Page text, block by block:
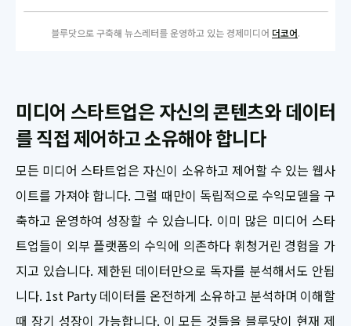
블루닷으로 구축해 뉴스레터를 운영하고 있는 경제미디어 더코어.
미디어 스타트업은 자신의 콘텐츠와 데이터
를 직접 제어하고 소유해야 합니다
모든 미디어 스타트업은 자신이 소유하고 제어할 수 있는 웹사
이트를 가져야 합니다. 그럴 때만이 독립적으로 수익모델을 구
축하고 운영하여 성장할 수 있습니다. 이미 많은 미디어 스타
트업들이 외부 플랫폼의 수익에 의존하다 휘청거린 경험을 가
지고 있습니다. 제한된 데이터만으로 독자를 분석해서도 안됩
니다. 1st Party 데이터를 온전하게 소유하고 분석하며 이해할
때 장기 성장이 가능합니다. 이 모든 것들을 블루닷이 현재 제